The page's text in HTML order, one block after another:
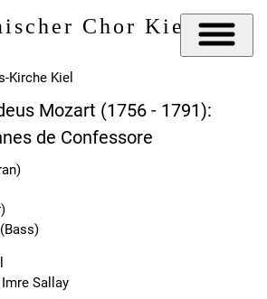
Chor Kiel e.V.
Kiel
Mozart (1756 - 1791):
de Confessore
Sallay